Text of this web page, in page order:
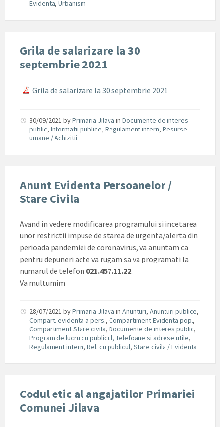
Evidenta, Urbanism
Grila de salarizare la 30
septembrie 2021
Grila de salarizare la 30 septembrie 2021
30/09/2021 byPrimaria Jilava in Documente de interes
public, Informatii publice, Regulament intern, Resurse
umane / Achizitii
Anunt Evidenta Persoanelor /
Stare Civila
Avand in vedere modificarea programului si incetarea
unor restrictii impuse de starea de urgenta/alerta din
perioada pandemiei de coronavirus, va anuntam ca
pentru depuneri acte va rugam sa va programati la
numarul de telefon 021.457.11.22.
Va multumim
28/07/2021 byPrimaria Jilava in Anunturi, Anunturi publice,
Compart. evidenta a pers., Compartiment Evidenta pop.,
Compartiment Stare civila, Documente de interes public,
Program de lucru cu publicul, Telefoane si adrese utile,
Regulament intern, Rel. cu publicul, Stare civila / Evidenta
Codul etic al angajatilor Primariei
Comunei Jilava